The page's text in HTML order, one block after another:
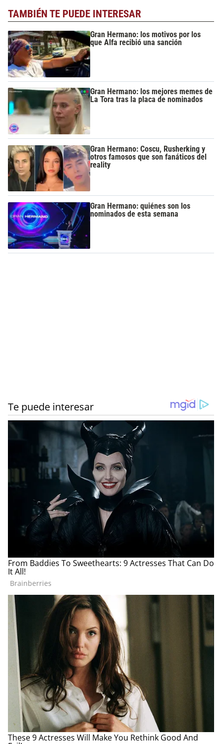
TAMBIÉN TE PUEDE INTERESAR
Gran Hermano: los motivos por los
que Alfa recibió una sanción
Gran Hermano: los mejores memes de
La Tora tras la placa de nominados
Gran Hermano: Coscu, Rusherking y
otros famosos que son fanáticos del
reality
Gran Hermano: quiénes son los
nominados de esta semana